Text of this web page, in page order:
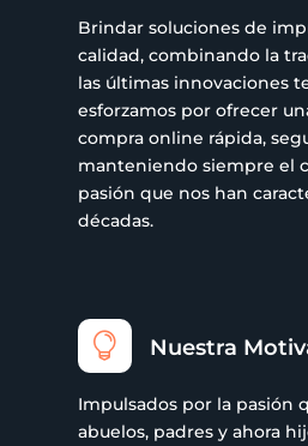
Brindar soluciones de
calidad, combinando la
las últimas innovaciones
esforzamos por ofrecer
compra online rápida,
manteniendo siempre el
pasión que nos han
décadas.
 Nuestra
Impulsados por la pasión
abuelos, padres y ahora